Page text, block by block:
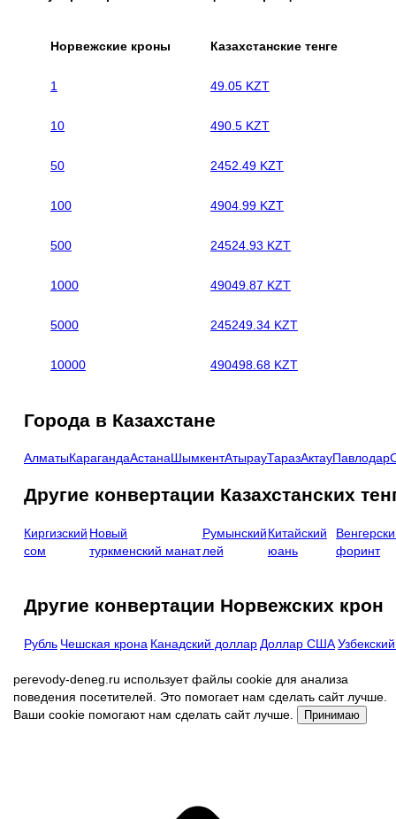
Норвежские кроны Казахстанские тенге
1 49.05 KZT
10 490.5 KZT
50 2452.49 KZT
100 4904.99 KZT
500 24524.93 KZT
1000 49049.87 KZT
5000 245249.34 KZT
10000 490498.68 KZT
Города в Казахстане
АлматыКарагандаАстанаШымкентАтырауТаразАктауПавлодар
Другие конвертации Казахстанских
Киргизский
сом
Новый
туркменский манат
Румынский
лей
Китайский
юань
форинт
Другие конвертации Норвежских крон
Рубль Чешская крона Канадский доллар Доллар США
perevody-deneg.ru использует файлы cookie для анализа
поведения посетителей. Это помогает нам сделать сайт лучше.
Ваши cookie помогают нам сделать сайт лучше.
Принимаю